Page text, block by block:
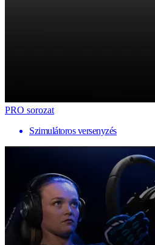
PRO sorozat
Szimulátoros versenyzés